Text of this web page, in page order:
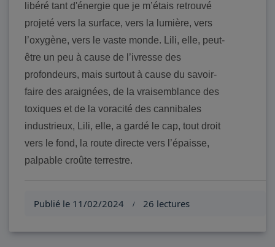
libéré tant d'énergie que je m’étais retrouvé
projeté vers la surface, vers la lumière, vers
l’oxygène, vers le vaste monde. Lili, elle, peut-
être un peu à cause de l’ivresse des
profondeurs, mais surtout à cause du savoir-
faire des araignées, de la vraisemblance des
toxiques et de la voracité des cannibales
industrieux, Lili, elle, a gardé le cap, tout droit
vers le fond, la route directe vers l’épaisse,
palpable croûte terrestre.
Publié le 11/02/2024 / 26 lectures